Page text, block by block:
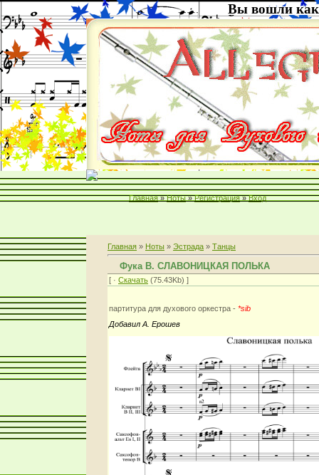
Вы вошли как
Главная » Ноты » Регистрация » Вход
Главная » Ноты » Эстрада » Танцы
Фука В. СЛАВОНИЦКАЯ ПОЛЬКА
[ · Скачать (75.43Kb) ]
партитура для духового оркестра - *sib
Добавил А. Ерошев